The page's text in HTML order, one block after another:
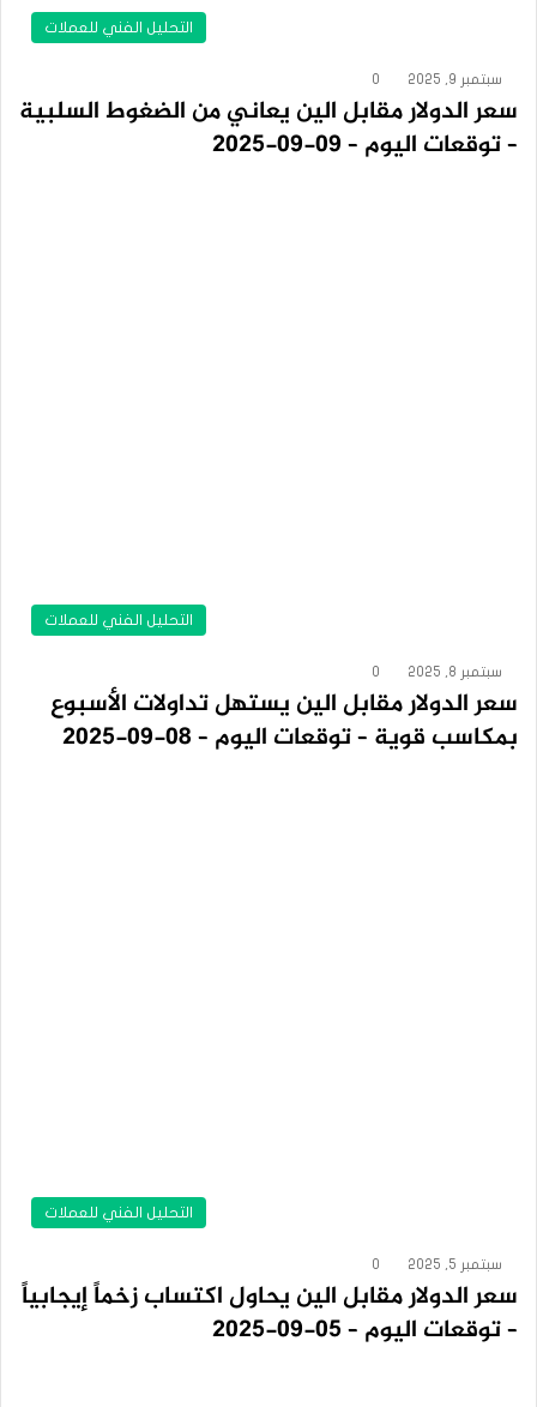
التحليل الفني للعملات
سبتمبر 9, 2025 0
سعر الدولار مقابل الين يعاني من الضغوط السلبية
– توقعات اليوم – 09-09-2025
التحليل الفني للعملات
سبتمبر 8, 2025 0
سعر الدولار مقابل الين يستهل تداولات الأسبوع
بمكاسب قوية – توقعات اليوم – 08-09-2025
التحليل الفني للعملات
سبتمبر 5, 2025 0
سعر الدولار مقابل الين يحاول اكتساب زخماً إيجابياً
– توقعات اليوم – 05-09-2025